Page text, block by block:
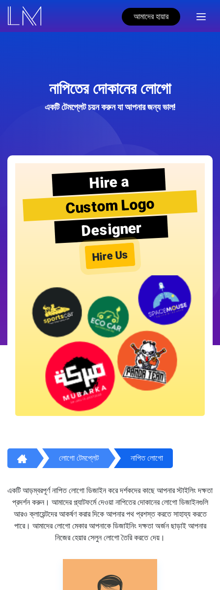
আমাদের হায়ার
নাপিতের দোকানের লোগো
একটি টেমপ্লেট চয়ন করুন যা আপনার জন্য ভাল!
Hire a
Custom Logo
Designer
Hire Us
লোগো টেমপ্লেট নাপিত লোগো
একটি আড়ম্বরপূর্ণ নাপিত লোগো ডিজাইন করে দর্শকদের কাছে আপনার স্টাইলিং দক্ষতা
প্রদর্শন করুন। আমাদের প্ল্যাটফর্মে দেওয়া নাপিতের দোকানের লোগো ডিজাইনগুলি
আরও ক্লায়েন্টদের আকর্ষণ করার দিকে আপনার পথ প্রশস্ত করতে সাহায্য করতে
পারে। আমাদের লোগো মেকার আপনাকে ডিজাইনিং দক্ষতা অর্জন ছাড়াই আপনার
নিজের হেয়ার সেলুন লোগো তৈরি করতে দেয়।